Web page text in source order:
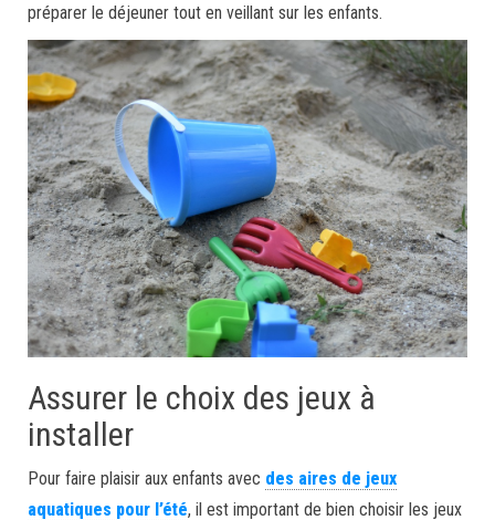
préparer le déjeuner tout en veillant sur les enfants.
Assurer le choix des jeux à
installer
Pour faire plaisir aux enfants avec des aires de jeux
aquatiques pour l’été, il est important de bien choisir les jeux